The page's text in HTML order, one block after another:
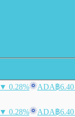
▼ 0.28% ADA฿6.40
▼ 0.28% ADA฿6.40